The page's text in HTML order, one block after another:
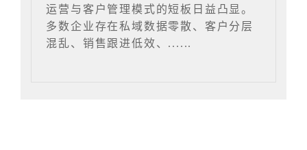
运营与客户管理模式的短板日益凸显。
多数企业存在私域数据零散、客户分层
混乱、销售跟进低效、......